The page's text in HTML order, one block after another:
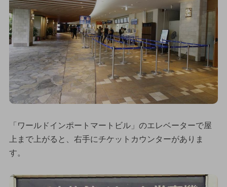
「ワールドインポートマートビル」のエレベーターで屋
上まで上がると、右手にチケットカウンターがありま
す。